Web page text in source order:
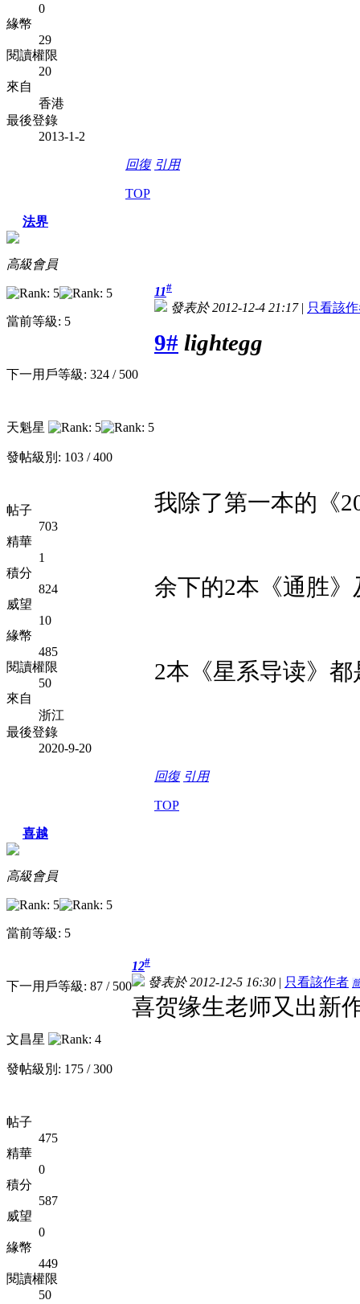
0
緣幣
29
閱讀權限
20
來自
香港
最後登錄
2013-1-2
回復 引用
TOP
法界
高級會員
當前等級: 5
下一用戶等級: 324 / 500
天魁星
發帖級別: 103 / 400
帖子
703
精華
1
積分
824
威望
10
緣幣
485
閱讀權限
50
來自
浙江
最後登錄
2020-9-20
11#
發表於 2012-12-4 21:17| 只看該
9# lightegg
我除了第一本的《
余下的2本《通胜
2本《星系导读》
回復 引用
TOP
喜越
高級會員
當前等級: 5
下一用戶等級: 87 / 500
文昌星
發帖級別: 175 / 300
帖子
475
精華
0
積分
587
威望
0
緣幣
449
閱讀權限
50
12#
發表於 2012-12-5 16:30 | 只看該作者
喜贺缘生老师又出新